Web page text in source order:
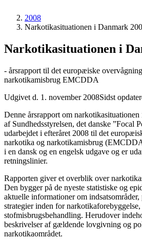
2008
Narkotika­situationen i Danmark
Narkotika­situationen i
- årsrapport til det europæiske
narkotikamisbrug EMCDDA
Udgivet d. 1. november 2008Sidst
Denne årsrapport om
af Sundhedsstyrelsen, det danske ”Focal
udarbejdet i efteråret 2008 til det
narkotika og narkotikamisbrug
i en dansk og en engelsk udgave og er
retningslinier.
Rapporten giver et overblik over
Den bygger på de nyeste statistiske og
aktuelle informationer om
strategier inden for
stofmisbrugsbehandling. Herudover
beskrivelser af gældende lovgivning og
narkotikaområdet.